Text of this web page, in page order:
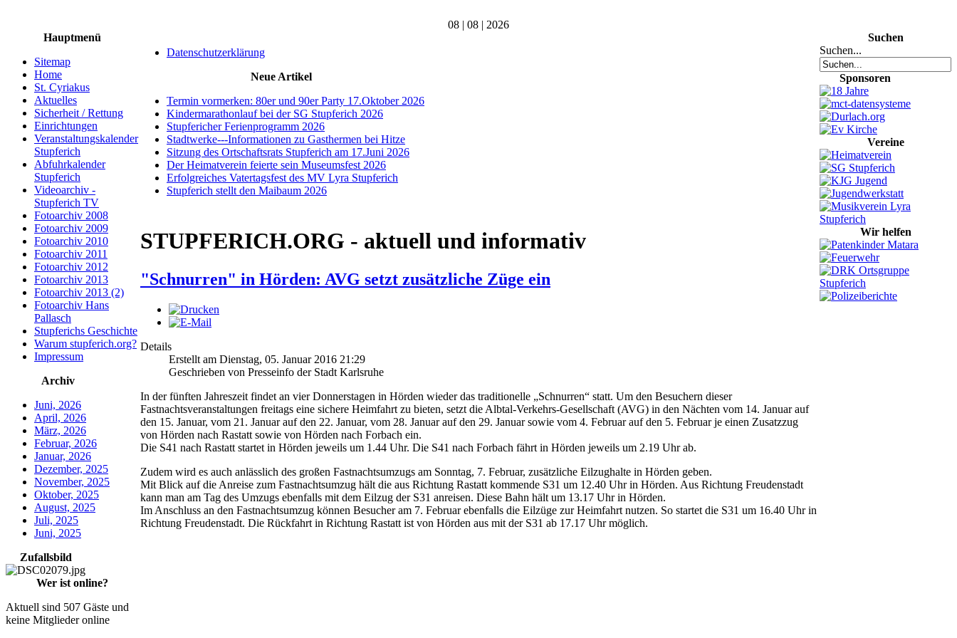
08 | 08 | 2026
Hauptmenü
Sitemap
Home
St. Cyriakus
Aktuelles
Sicherheit / Rettung
Einrichtungen
Veranstaltungskalender
Stupferich
Abfuhrkalender
Stupferich
Videoarchiv -
Stupferich TV
Fotoarchiv 2008
Fotoarchiv 2009
Fotoarchiv 2010
Fotoarchiv 2011
Fotoarchiv 2012
Fotoarchiv 2013
Fotoarchiv 2013 (2)
Fotoarchiv Hans
Pallasch
Stupferichs Geschichte
Warum stupferich.org?
Impressum
Archiv
Juni, 2026
April, 2026
März, 2026
Februar, 2026
Januar, 2026
Dezember, 2025
November, 2025
Oktober, 2025
August, 2025
Juli, 2025
Juni, 2025
Zufallsbild
Wer ist online?
Aktuell sind 507 Gäste und
keine Mitglieder online
Datenschutzerklärung
Neue Artikel
Termin vormerken: 80er und 90er Party 17.Oktober 2026
Kindermarathonlauf bei der SG Stupferich 2026
Stupfericher Ferienprogramm 2026
Stadtwerke---Informationen zu Gasthermen bei Hitze
Sitzung des Ortschaftsrats Stupferich am 17.Juni 2026
Der Heimatverein feierte sein Museumsfest 2026
Erfolgreiches Vatertagsfest des MV Lyra Stupferich
Stupferich stellt den Maibaum 2026
STUPFERICH.ORG - aktuell und informativ
"Schnurren" in Hörden: AVG setzt zusätzliche Züge ein
Details
Erstellt am Dienstag, 05. Januar 2016 21:29
Geschrieben von Presseinfo der Stadt Karlsruhe
In der fünften Jahreszeit findet an vier Donnerstagen in Hörden wieder das traditionelle „Schnurren“ statt. Um den Besuchern dieser
Fastnachtsveranstaltungen freitags eine sichere Heimfahrt zu bieten, setzt die Albtal-Verkehrs-Gesellschaft (AVG) in den Nächten vom 14. Januar auf
den 15. Januar, vom 21. Januar auf den 22. Januar, vom 28. Januar auf den 29. Januar sowie vom 4. Februar auf den 5. Februar je einen Zusatzzug
von Hörden nach Rastatt sowie von Hörden nach Forbach ein.
Die S41 nach Rastatt startet in Hörden jeweils um 1.44 Uhr. Die S41 nach Forbach fährt in Hörden jeweils um 2.19 Uhr ab.
Zudem wird es auch anlässlich des großen Fastnachtsumzugs am Sonntag, 7. Februar, zusätzliche Eilzughalte in Hörden geben.
Mit Blick auf die Anreise zum Fastnachtsumzug hält die aus Richtung Rastatt kommende S31 um 12.40 Uhr in Hörden. Aus Richtung Freudenstadt
kann man am Tag des Umzugs ebenfalls mit dem Eilzug der S31 anreisen. Diese Bahn hält um 13.17 Uhr in Hörden.
Im Anschluss an den Fastnachtsumzug können Besucher am 7. Februar ebenfalls die Eilzüge zur Heimfahrt nutzen. So startet die S31 um 16.40 Uhr in
Richtung Freudenstadt. Die Rückfahrt in Richtung Rastatt ist von Hörden aus mit der S31 ab 17.17 Uhr möglich.
Suchen
Suchen...
Sponsoren
Vereine
Wir helfen